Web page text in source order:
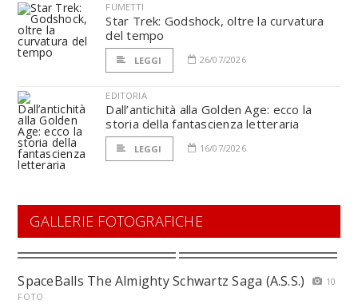
FUMETTI
Star Trek: Godshock, oltre la curvatura
del tempo
LEGGI 26/07/2026
EDITORIA
Dall’antichità alla Golden Age: ecco la
storia della fantascienza letteraria
LEGGI 16/07/2026
GALLERIE FOTOGRAFICHE
SpaceBalls The Almighty Schwartz Saga (A.S.S.)
10
FOTO